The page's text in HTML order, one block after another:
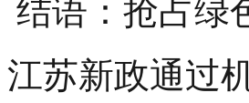
结语：抢占绿
江苏新政通过